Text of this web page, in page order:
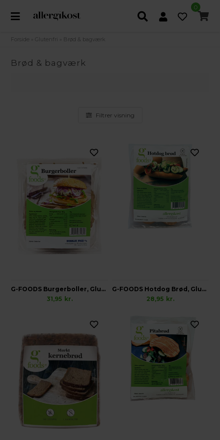
0
Forside »Glutenfri Brød & bagværk
Brød & bagværk
Filtrer visning
G-FOODS Burgerboller, Glutenfri
31,95 kr.
G-FOODS Hotdog Brød, Glutenfri
28,95 kr.